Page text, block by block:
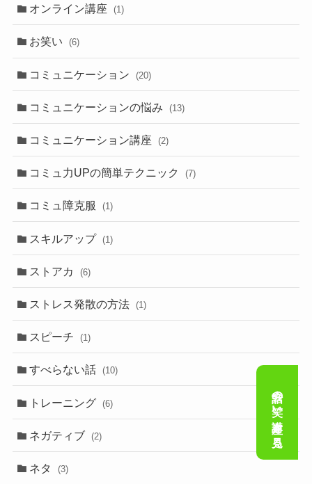
オンライン講座 (1)
お笑い (6)
コミュニケーション (20)
コミュニケーションの悩み (13)
コミュニケーション講座 (2)
コミュ力UPの簡単テクニック (7)
コミュ障克服 (1)
スキルアップ (1)
ストアカ (6)
ストレス発散の方法 (1)
スピーチ (1)
すべらない話 (10)
トレーニング (6)
ネガティブ (2)
ネタ (3)
会話の笑い講座を見る